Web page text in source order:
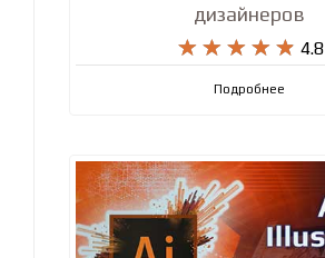
дизайнеров
    
     4.8
Подробнее